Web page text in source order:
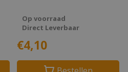
Op voorraad
Direct Leverbaar
€4,10